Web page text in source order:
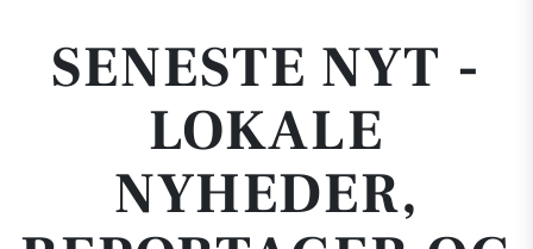
SENESTE NYT -
LOKALE
NYHEDER,